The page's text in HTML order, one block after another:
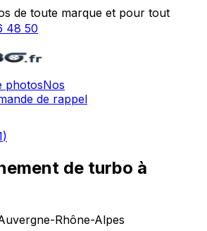
de toute marque et pour tout
48 50
photosNos
de rappel
)
de turbo à
Rhône-Alpes